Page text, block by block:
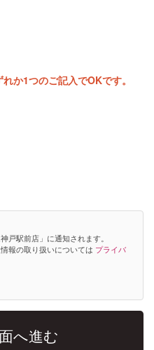
か1つのご記入でOKです。
戸駅前店」に通知されます。
報の取り扱いについては プライバ
へ進む